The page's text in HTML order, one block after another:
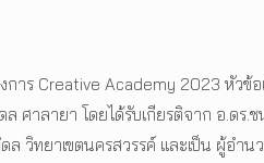
การ Creative Academy 2023 หัว
ศาลายา โดยได้รับเกียรติจาก อ.ดร
วิทยาเขตนครสวรรค์ และเป็น ผู้อำ